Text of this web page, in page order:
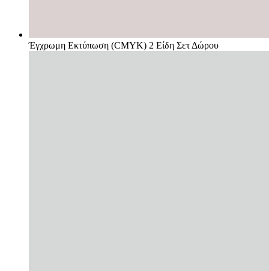
Έγχρωμη Εκτύπωση (CMYK) 2 Είδη Σετ Δώρου